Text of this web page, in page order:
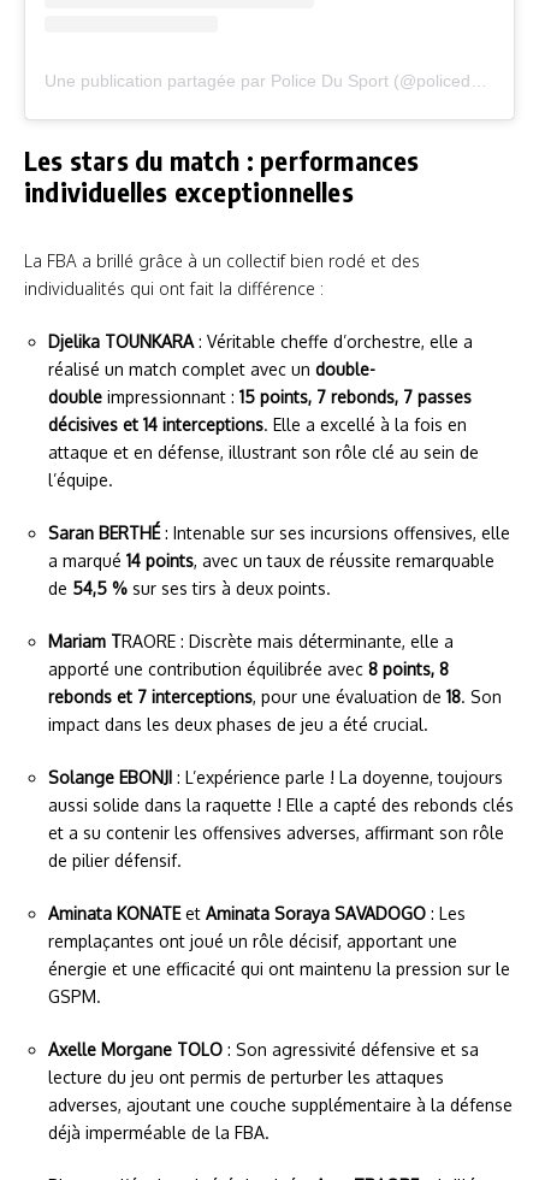
Les stars du match : performances
individuelles exceptionnelles
La FBA a brillé grâce à un collectif bien rodé et des
individualités qui ont fait la différence :
Djelika TOUNKARA : Véritable cheffe d’orchestre, elle a
réalisé un match complet avec un double-
double impressionnant : 15 points, 7 rebonds, 7 passes
décisives et 14 interceptions. Elle a excellé à la fois en
attaque et en défense, illustrant son rôle clé au sein de
l’équipe.
Saran BERTHÉ: Intenable sur ses incursions offensives, elle
a marqué 14 points, avec un taux de réussite remarquable
de 54,5 % sur ses tirs à deux points.
Mariam TRAORE : Discrète mais déterminante, elle a
apporté une contribution équilibrée avec 8 points, 8
rebonds et 7 interceptions, pour une évaluation de 18. Son
impact dans les deux phases de jeu a été crucial.
Solange EBONJI : L’expérience parle ! La doyenne, toujours
aussi solide dans la raquette ! Elle a capté des rebonds clés
et a su contenir les offensives adverses, affirmant son rôle
de pilier défensif.
Aminata KONATEet Aminata Soraya SAVADOGO : Les
remplaçantes ont joué un rôle décisif, apportant une
énergie et une efficacité qui ont maintenu la pression sur le
GSPM.
Axelle Morgane TOLO : Son agressivité défensive et sa
lecture du jeu ont permis de perturber les attaques
adverses, ajoutant une couche supplémentaire à la défense
déjà imperméable de la FBA.